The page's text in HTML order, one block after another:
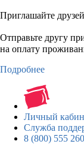
Приглашайте
Отправьте другу
на оплату
Подробнее
Личный
Служба
8 (800) 555